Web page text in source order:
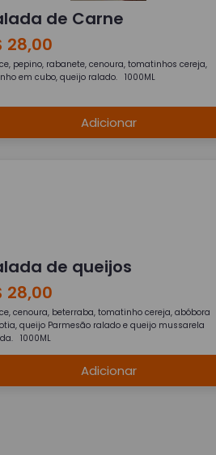
de Carne
28,00
pepino, rabanete, cenoura, tomatinhos cereja,
em cubo, queijo ralado. 1000ML
Adicionar
de queijos
28,00
cenoura, beterraba, tomatinho cereja, abóbora
queijo Parmesão ralado e queijo mussarela
1000ML
Adicionar